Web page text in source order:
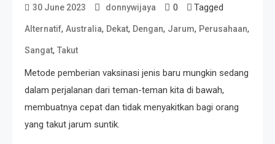
30 June 2023 donnywijaya 0 Tagged
Alternatif, Australia, Dekat, Dengan, Jarum, Perusahaan,
Sangat, Takut
Metode pemberian vaksinasi jenis baru mungkin sedang
dalam perjalanan dari teman-teman kita di bawah,
membuatnya cepat dan tidak menyakitkan bagi orang
yang takut jarum suntik.